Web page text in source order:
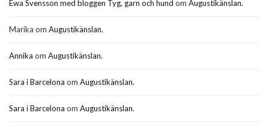
Ewa Svensson med bloggen Tyg, garn och hund om Augustikänslan.
Marika om Augustikänslan.
Annika om Augustikänslan.
Sara i Barcelona om Augustikänslan.
Sara i Barcelona om Augustikänslan.